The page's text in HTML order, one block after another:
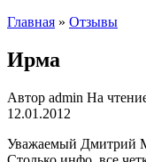
Главная » Отзывы
Ирма
Автор admin На
12.01.2012
Уважаемый Дмитрий